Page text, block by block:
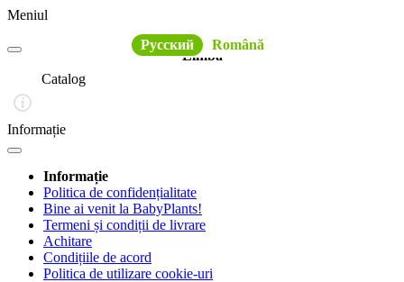
Meniul
Limba
Русский Română
Catalog
Informație
Informație
Politica de confidențialitate
Bine ai venit la BabyPlants!
Termeni și condiții de livrare
Achitare
Condițiile de acord
Politica de utilizare cookie-uri